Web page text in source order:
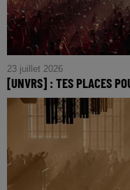
23 juillet 2026
[UNVRS] : TES PLACES